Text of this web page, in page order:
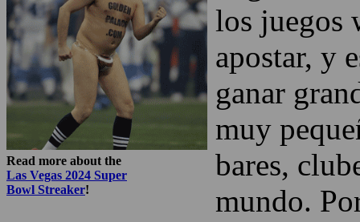
juegos de
ha
llegados
los juegos
apostar, y
ganar